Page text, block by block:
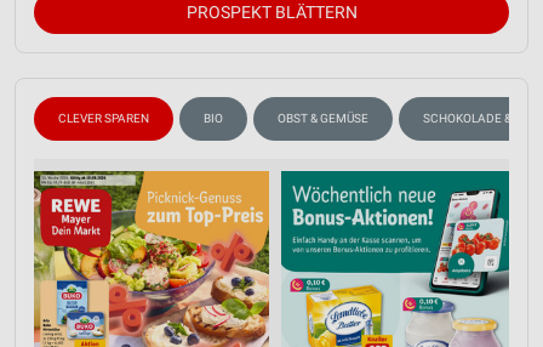
PROSPEKT BLÄTTERN
CLEVER SPAREN BIO OBST & GEMÜSE SCHOKOLADE &